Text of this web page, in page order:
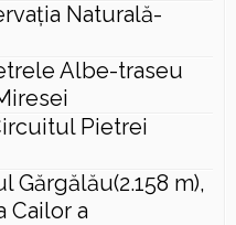
Naturală-
Albe-traseu
Pietrei
Gărgălău(2.158 m),
Cailor a